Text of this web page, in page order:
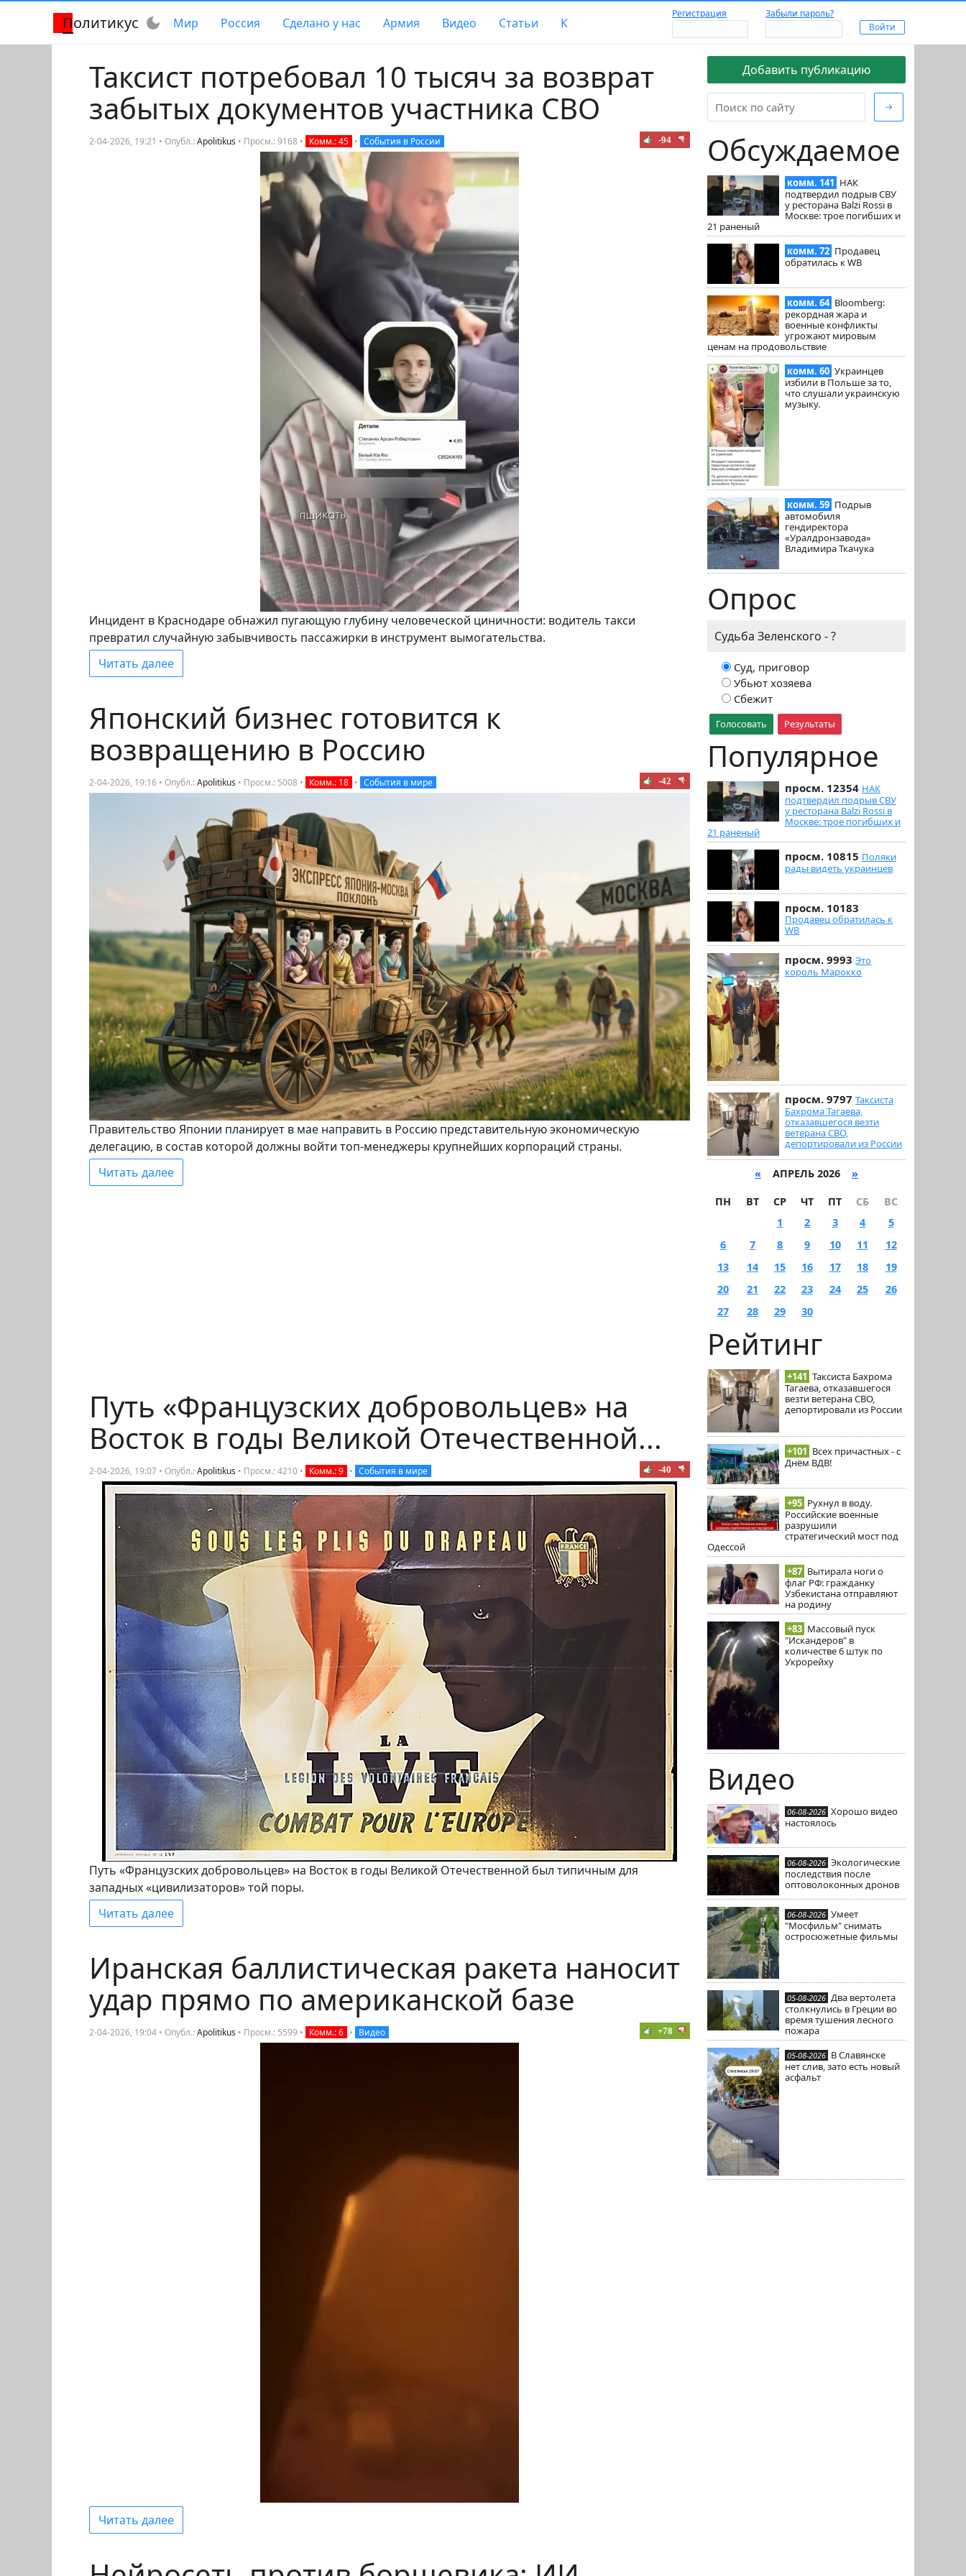
Политикус dark_mode Мир Россия Сделано у нас Армия Видео Статьи К
Регистрация Забыли пароль?
Добавить публикацию
→
Обсуждаемое
комм. 141 НАК
подтвердил подрыв СВУ
у ресторана Balzi Rossi в
Москве: трое погибших и
21 раненый
комм. 72 Продавец
обратилась к WB
комм. 64 Bloomberg:
рекордная жара и
военные конфликты
угрожают мировым
ценам на продовольствие
комм. 60 Украинцев
избили в Польше за то,
что слушали украинскую
музыку.
комм. 59 Подрыв
автомобиля
гендиректора
«Уралдронзавода»
Владимира Ткачука
Опрос
Судьба Зеленского - ?
Суд, приговор
Убьют хозяева
Сбежит
Голосовать Результаты
Популярное
просм. 12354 НАК
подтвердил подрыв СВУ
у ресторана Balzi Rossi в
Москве: трое погибших и
21 раненый
просм. 10815 Поляки
рады видеть украинцев
просм. 10183
Продавец обратилась к
WB
просм. 9993 Это
король Марокко
просм. 9797 Таксиста
Бахрома Тагаева,
отказавшегося везти
ветерана СВО,
депортировали из России
« АПРЕЛЬ 2026 »
ПН ВТ СР ЧТ ПТ СБ
ВС
1
2 3 4
5
6
7 8 9 10 11
12
13
14 15 16 17 18
19
20
21 22 23 24 25
26
27
28 29 30
Рейтинг
+141 Таксиста Бахрома
Тагаева, отказавшегося
везти ветерана СВО,
депортировали из России
+101 Всех причастных - с
Днём ВДВ!
+95 Рухнул в воду.
Российские военные
разрушили
стратегический мост под
Одессой
+87 Вытирала ноги о
флаг РФ: гражданку
Узбекистана отправляют
на родину
+83 Массовый пуск
"Искандеров" в
количестве 6 штук по
Укрорейху
Видео
06-08-2026 Хорошо видео
настоялось
06-08-2026 Экологические
последствия после
оптоволоконных дронов
06-08-2026 Умеет
"Мосфильм" снимать
остросюжетные фильмы
05-08-2026 Два вертолета
столкнулись в Греции во
время тушения лесного
пожара
05-08-2026 В Славянске
нет слив, зато есть новый
асфальт
Таксист потребовал 10 тысяч за возврат
забытых документов участника СВО
2-04-2026, 19:21 • Опубл.:Apolitikus • Просм.: 9168 • Комм.: 45 • События в России -94
Инцидент в Краснодаре обнажил пугающую глубину человеческой циничности: водитель такси
превратил случайную забывчивость пассажирки в инструмент вымогательства.
Читать далее
Японский бизнес готовится к
возвращению в Россию
2-04-2026, 19:16 • Опубл.:Apolitikus • Просм.: 5008 • Комм.: 18 • События в мире -42
Правительство Японии планирует в мае направить в Россию представительную экономическую
делегацию, в состав которой должны войти топ-менеджеры крупнейших корпораций страны.
Читать далее
Путь «Французских добровольцев» на
Восток в годы Великой Отечественной...
2-04-2026, 19:07 • Опубл.:Apolitikus • Просм.: 4210 • Комм.: 9 • События в мире -40
Путь «Французских добровольцев» на Восток в годы Великой Отечественной был типичным для
западных «цивилизаторов» той поры.
Читать далее
Иранская баллистическая ракета наносит
удар прямо по американской базе
2-04-2026, 19:04 • Опубл.:Apolitikus • Просм.: 5599 • Комм.: 6 • Видео +78
Читать далее